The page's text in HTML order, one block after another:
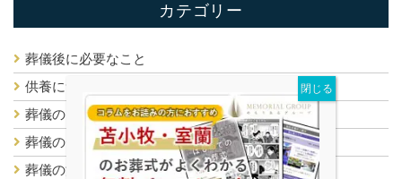
カテゴリー
葬儀後に必要なこと
供養について
葬儀のマナー
葬儀の費用
葬儀の流れ